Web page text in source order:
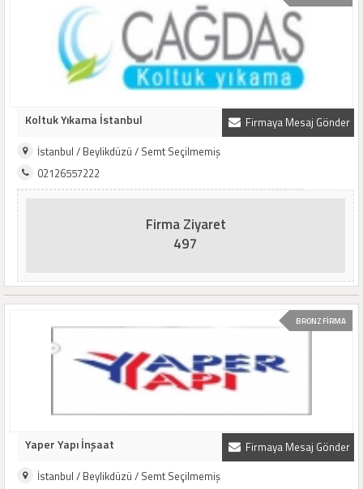
Firmaya Mesaj Gönder
Koltuk Yıkama İstanbul
İstanbul / Beylikdüzü / Semt Seçilmemiş
02126557222
Firma Ziyaret
497
BRONZ FİRMA
Firmaya Mesaj Gönder
Yaper Yapı İnşaat
İstanbul / Beylikdüzü / Semt Seçilmemiş